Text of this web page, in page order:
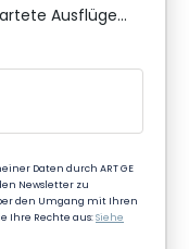
Ausflüge...
Daten durch ART GE
Newsletter zu
den Umgang mit Ihren
Ihre Rechte aus:Siehe